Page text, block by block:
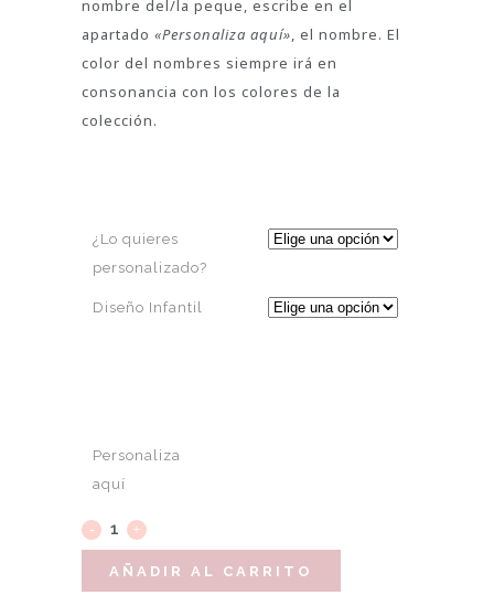
nombre del/la peque, escribe en el
apartado «Personaliza aquí», el nombre. El
color del nombres siempre irá en
consonancia con los colores de la
colección.
¿Lo quieres
personalizado?
Diseño Infantil
Personaliza
aquí
AÑADIR AL CARRITO